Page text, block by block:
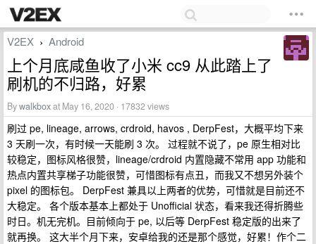
V2EX › Android
上个月底咸鱼收了小米 cc9 从此踏上了
刷机的不归路，好累
Bywalkboxat May 16, 2020 · 17832 views
刷过 pe, lineage, arrows, crdroid, havos , DerpFest，大概平均下来
3 天刷一次，有时候一天能刷 3 次。 过程就不说了，pe 原生相对比
较稳定，图标风格很赞，lineage/crdroid 内置隐藏不常用 app 功能和
热点内置共享梯子功能很赞，可惜图标有点丑，而我又不想另外装个
pixel 的图标包。 DerpFest 兼具以上两者的优势，可惜就是目前还不
大稳定。 各个版本基本上都处于 Unofficial 状态，看来我还得折腾些
时日。机无完机。目前倾向于 pe, 以后等 DerpFest 稳定版的出来了
就再换。 这大半个月下来，安卓给我的还是那个感觉，好累！作个二